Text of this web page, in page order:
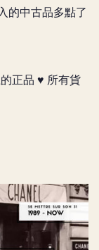
的中古品多點了
正品 ♥️ 所有貨